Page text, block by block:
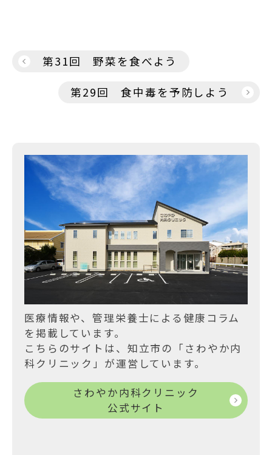
投
ー
ン
第29回 食中毒を予防しよう
第31回 野菜を食べよう
医療情報や、管理栄養士による健康コラム
を掲載しています。
こちらのサイトは、知立市の「さわやか内
科クリニック」が運営しています。
さわやか内科クリニック
公式サイト